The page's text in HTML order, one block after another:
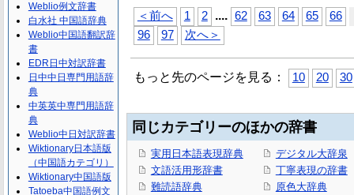
＜前へ 1 2 .... 62 63 64 65 66
96
97 次へ＞
もっと先のページを見る： 10 20 30
同じカテゴリーのほかの辞書
実用日本語表現辞典
文語活用形辞書
難読語辞典
デジタル大辞泉
丁寧表現の辞書
原色大辞典
Weblio例文辞書
白水社 中国語辞典
Weblio中国語翻訳辞
書
EDR日中対訳辞書
日中中日専門用語辞
典
中英英中専門用語辞
典
Weblio中日対訳辞書
Wiktionary日本語版
（中国語カテゴリ）
Wiktionary中国語版
Tatoeba中国語例文